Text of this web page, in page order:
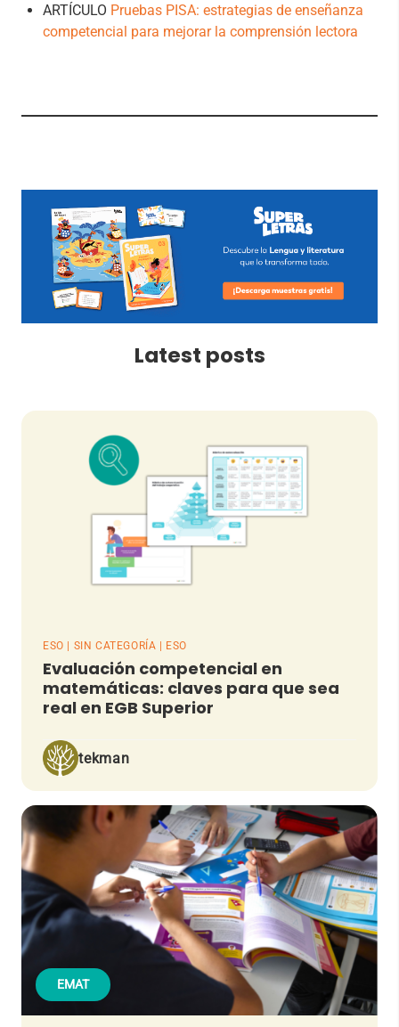
ARTÍCULO Pruebas PISA: estrategias de enseñanza
competencial para mejorar la comprensión lectora
Latest posts
ESO | SIN CATEGORÍA | ESO
Evaluación competencial en
matemáticas: claves para que sea
real en EGB Superior
tekman
EMAT